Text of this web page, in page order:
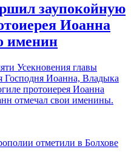
заупокойную
Иоанна
именин
Усекновения главы
Господня Иоанна, Владыка
протоиерея Иоанна
отмечал свои именины.